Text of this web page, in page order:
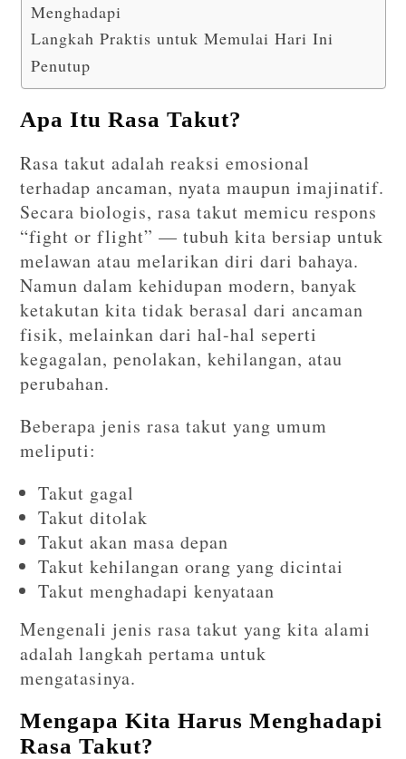
Menghadapi
Langkah Praktis untuk Memulai Hari Ini
Penutup
Apa Itu Rasa Takut?
Rasa takut adalah reaksi emosional
terhadap ancaman, nyata maupun imajinatif.
Secara biologis, rasa takut memicu respons
“fight or flight” — tubuh kita bersiap untuk
melawan atau melarikan diri dari bahaya.
Namun dalam kehidupan modern, banyak
ketakutan kita tidak berasal dari ancaman
fisik, melainkan dari hal-hal seperti
kegagalan, penolakan, kehilangan, atau
perubahan.
Beberapa jenis rasa takut yang umum
meliputi:
Takut gagal
Takut ditolak
Takut akan masa depan
Takut kehilangan orang yang dicintai
Takut menghadapi kenyataan
Mengenali jenis rasa takut yang kita alami
adalah langkah pertama untuk
mengatasinya.
Mengapa Kita Harus Menghadapi
Rasa Takut?